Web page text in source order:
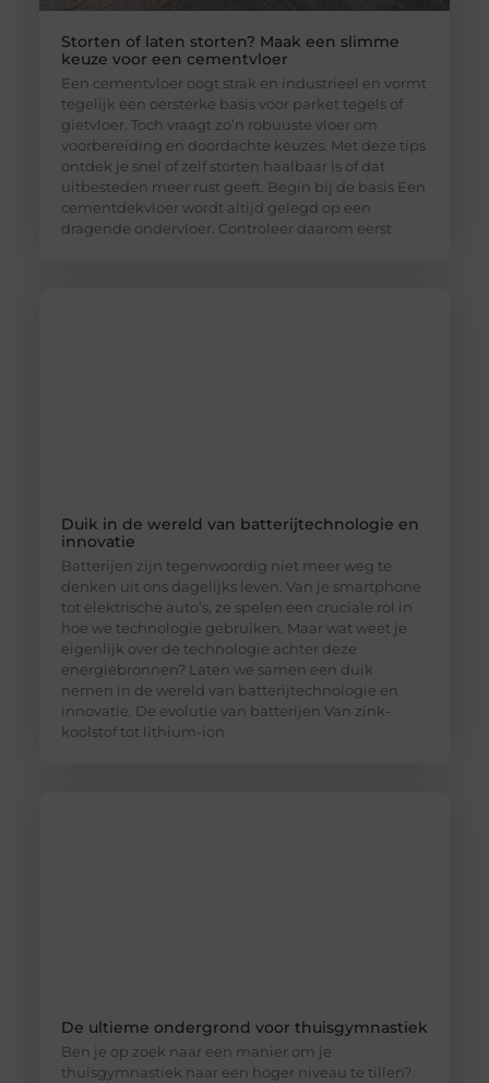
Storten of laten storten? Maak een slimme
keuze voor een cementvloer
Een cementvloer oogt strak en industrieel en vormt
tegelijk een oersterke basis voor parket tegels of
gietvloer. Toch vraagt zo’n robuuste vloer om
voorbereiding en doordachte keuzes. Met deze tips
ontdek je snel of zelf storten haalbaar is of dat
uitbesteden meer rust geeft. Begin bij de basis Een
cementdekvloer wordt altijd gelegd op een
dragende ondervloer. Controleer daarom eerst
Duik in de wereld van batterijtechnologie en
innovatie
Batterijen zijn tegenwoordig niet meer weg te
denken uit ons dagelijks leven. Van je smartphone
tot elektrische auto’s, ze spelen een cruciale rol in
hoe we technologie gebruiken. Maar wat weet je
eigenlijk over de technologie achter deze
energiebronnen? Laten we samen een duik
nemen in de wereld van batterijtechnologie en
innovatie. De evolutie van batterijen Van zink-
koolstof tot lithium-ion
De ultieme ondergrond voor thuisgymnastiek
Ben je op zoek naar een manier om je
thuisgymnastiek naar een hoger niveau te tillen?